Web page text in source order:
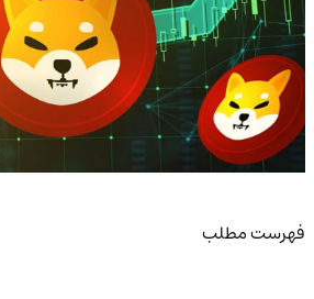
فهرست مطلب